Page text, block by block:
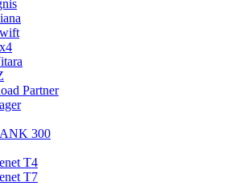
Partner
300
T4
T7